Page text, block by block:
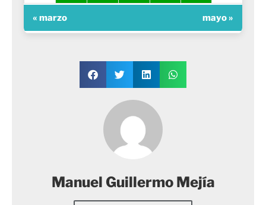
« marzo mayo »
Manuel Guillermo Mejía